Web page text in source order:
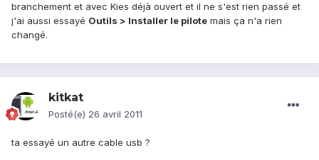
branchement et avec Kies déjà ouvert et il ne s'est rien passé et
j'ai aussi essayé Outils > Installer le pilote mais ça n'a rien
changé.
kitkat
Posté(e) 26 avril 2011
ta essayé un autre cable usb ?